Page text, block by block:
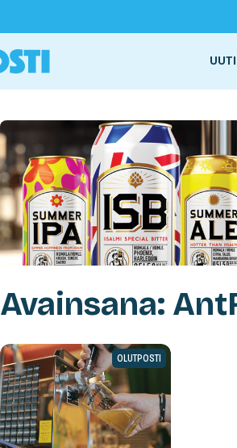
Avainsana:
OLUTPOSTI